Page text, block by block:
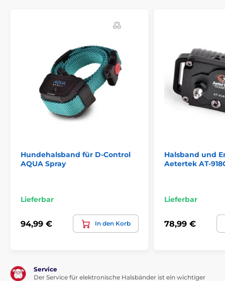
Hundehalsband für D-Control
AQUA Spray
Lieferbar
94,99 € In den Korb
Halsband und
Aetertek AT-
Lieferbar
78,99 €
Service
Der Service für elektronische Halsbänder ist ein wichtiger